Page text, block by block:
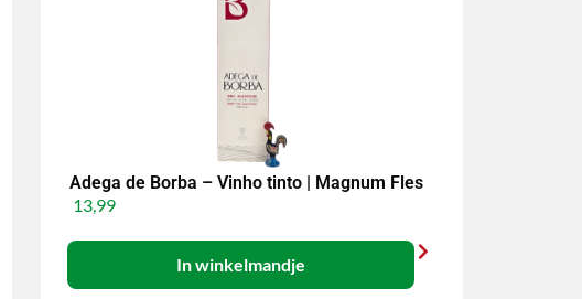
Adega de Borba – Vinho tinto | Magnum Fles
13,99
In winkelmandje